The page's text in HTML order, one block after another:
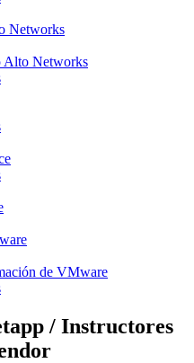
Networks
Alto Networks
de VMware
/ Instructores